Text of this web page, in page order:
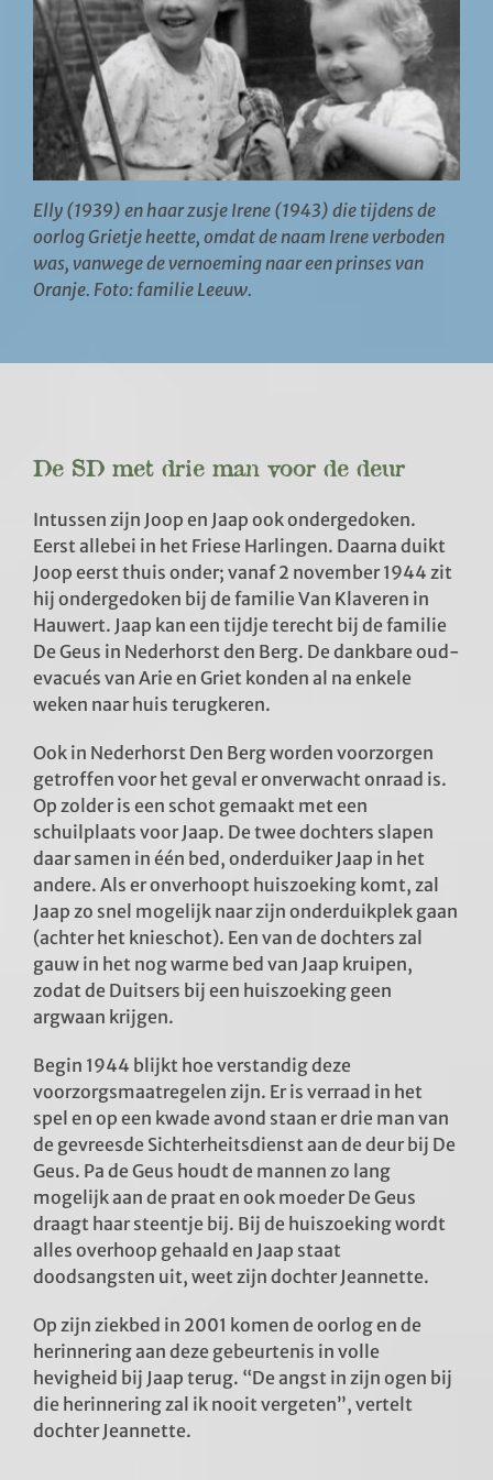
Elly (1939) en haar zusje Irene (1943) die tijdens de
oorlog Grietje heette, omdat de naam Irene verboden
was, vanwege de vernoeming naar een prinses van
Oranje. Foto: familie Leeuw.
De SD met drie man voor de deur
Intussen zijn Joop en Jaap ook ondergedoken.
Eerst allebei in het Friese Harlingen. Daarna duikt
Joop eerst thuis onder; vanaf 2 november 1944 zit
hij ondergedoken bij de familie Van Klaveren in
Hauwert. Jaap kan een tijdje terecht bij de familie
De Geus in Nederhorst den Berg. De dankbare oud-
evacués van Arie en Griet konden al na enkele
weken naar huis terugkeren.
Ook in Nederhorst Den Berg worden voorzorgen
getroffen voor het geval er onverwacht onraad is.
Op zolder is een schot gemaakt met een
schuilplaats voor Jaap. De twee dochters slapen
daar samen in één bed, onderduiker Jaap in het
andere. Als er onverhoopt huiszoeking komt, zal
Jaap zo snel mogelijk naar zijn onderduikplek gaan
(achter het knieschot). Een van de dochters zal
gauw in het nog warme bed van Jaap kruipen,
zodat de Duitsers bij een huiszoeking geen
argwaan krijgen.
Begin 1944 blijkt hoe verstandig deze
voorzorgsmaatregelen zijn. Er is verraad in het
spel en op een kwade avond staan er drie man van
de gevreesde Sichterheitsdienst aan de deur bij De
Geus. Pa de Geus houdt de mannen zo lang
mogelijk aan de praat en ook moeder De Geus
draagt haar steentje bij. Bij de huiszoeking wordt
alles overhoop gehaald en Jaap staat
doodsangsten uit, weet zijn dochter Jeannette.
Op zijn ziekbed in 2001 komen de oorlog en de
herinnering aan deze gebeurtenis in volle
hevigheid bij Jaap terug. “De angst in zijn ogen bij
die herinnering zal ik nooit vergeten”, vertelt
dochter Jeannette.